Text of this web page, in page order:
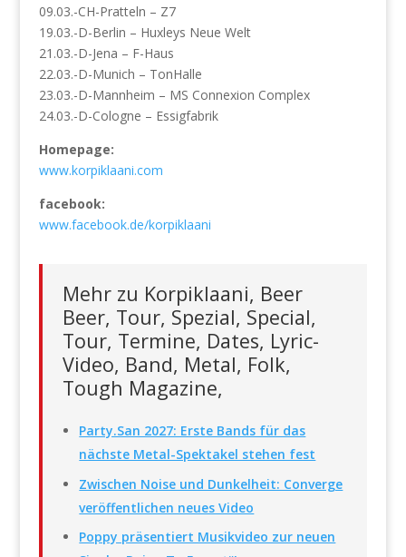
09.03.-CH-Pratteln – Z7
19.03.-D-Berlin – Huxleys Neue Welt
21.03.-D-Jena – F-Haus
22.03.-D-Munich – TonHalle
23.03.-D-Mannheim – MS Connexion Complex
24.03.-D-Cologne – Essigfabrik
Homepage:
www.korpiklaani.com
facebook:
www.facebook.de/korpiklaani
Mehr zu Korpiklaani, Beer
Beer, Tour, Spezial, Special,
Tour, Termine, Dates, Lyric-
Video, Band, Metal, Folk,
Tough Magazine,
Party.San 2027: Erste Bands für das
nächste Metal-Spektakel stehen fest
Zwischen Noise und Dunkelheit: Converge
veröffentlichen neues Video
Poppy präsentiert Musikvideo zur neuen